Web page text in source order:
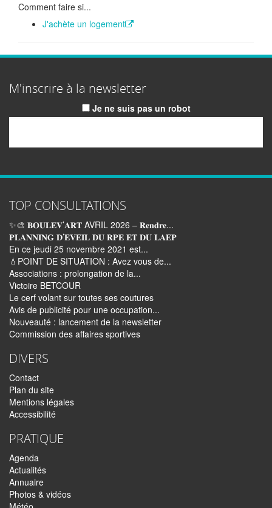
Comment faire si...
J'achète un logement
M'inscrire à la newsletter
Je ne suis pas un robot
TOP CONSULTATIONS
✨🎨 𝐁𝐎𝐔𝐋𝐄𝐕’𝐀𝐑𝐓 AVRIL 2026 – 𝐑𝐞𝐧𝐝𝐫𝐞...
𝐏𝐋𝐀𝐍𝐍𝐈𝐍𝐆 𝐃’𝐄𝐕𝐄𝐈𝐋 𝐃𝐔 𝐑𝐏𝐄 𝐄𝐓 𝐃𝐔 𝐋𝐀𝐄𝐏
En ce jeudi 25 novembre 2021 est...
💧POINT DE SITUATION : Avez vous de...
Associations : prolongation de la...
Victoire BETCOUR
Le cerf volant sur toutes ses coutures
Avis de publicité pour une occupation...
Nouveauté : lancement de la newsletter
Commission des affaires sportives
DIVERS
Contact
Plan du site
Mentions légales
Accessibilité
PRATIQUE
Agenda
Actualités
Annuaire
Photos & vidéos